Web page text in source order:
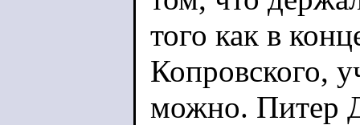
того как в
Копровского,
можно. Питер